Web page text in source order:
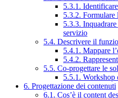
5.3.1.
5.3.2. Formulare
5.3.3.
servizio
5.4. Descrivere il
5.4.1. Mappare
5.4.2.
5.5. Co-progettare le
5.5.1. Workshop
6. Progettazione dei contenuti
6.1. Cos’è il content